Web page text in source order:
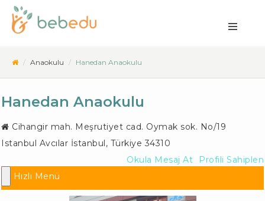
Anaokulu Hanedan Anaokulu
Hanedan Anaokulu
Cihangir mah. Meşrutiyet cad. Oymak sok. No/19
Istanbul Avcılar İstanbul, Türkiye 34310
Profili Sahiplen
Okula Mesaj At
Hızlı Menü